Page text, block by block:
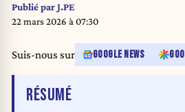
Publié parJ.PE
22 mars 2026 à 07:30
Suis-nous sur GOOGLE NEWS
RÉSUMÉDE L'ARTICLE